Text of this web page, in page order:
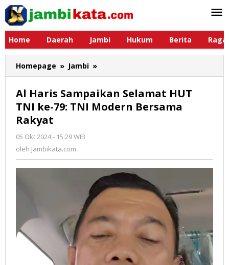
Lewati
konten
Home
Daerah Jambi Hukum Berita
Homepage » Jambi »
Haris
Sampaikan
Selamat
HUT
Modern
Bersama
Rakyat
Al Haris Sampaikan Selamat HUT
TNI ke-79: TNI Modern Bersama
Rakyat
05 Okt 2024 - 15:29 WIB
oleh Jambikata.com